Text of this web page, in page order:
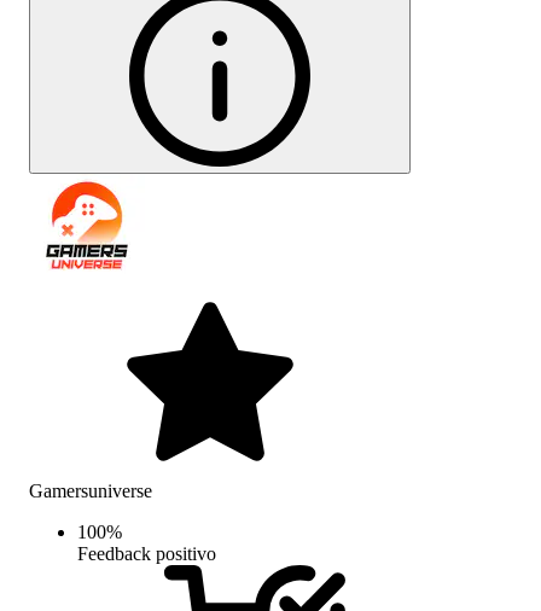
Gamersuniverse
100%
Feedback positivo